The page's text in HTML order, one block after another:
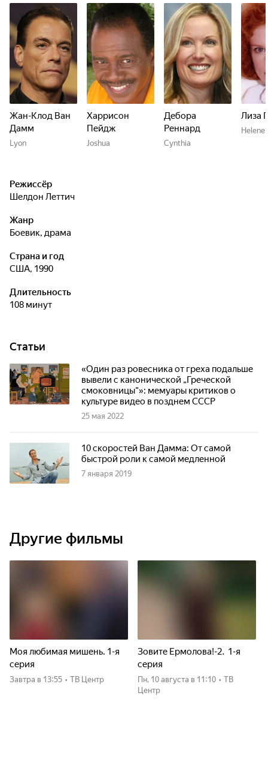
Жан-Клод Ван
Дамм
Lyon
Харрисон
Пейдж
Joshua
Дебора
Реннард
Cynthia
Лиза
Helene
Режиссёр
Шелдон Леттич
Жанр
боевик, драма
Страна и год
США, 1990
Длительность
108 минут
Статьи
«Один раз ровесника от греха подальше
вывели с канонической „Греческой
смоковницы“»: мемуары критиков о
культуре видео в позднем СССР
25 мая 2022
10 скоростей Ван Дамма: От самой
быстрой роли к самой медленной
7 января 2019
Другие фильмы
Моя любимая мишень. 1-я
серия
Завтра в 13:55 • ТВ Центр
Зовите Ермолова!-2. 1-я
серия
пн, 10 августа в 11:10 • ТВ
Центр